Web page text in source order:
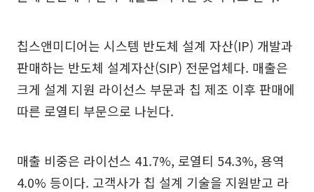
칩스앤미디어는 시스템 반도체 설계 자산(IP) 개발과
판매하는 반도체 설계자산(SIP) 전문업체다. 매출은
크게 설계 지원 라이선스 부문과 칩 제조 이후 판매에
따른 로열티 부문으로 나뉜다.
매출 비중은 라이선스 41.7%, 로열티 54.3%, 용역
4.0% 등이다. 고객사가 칩 설계 기술을 지원받고 라